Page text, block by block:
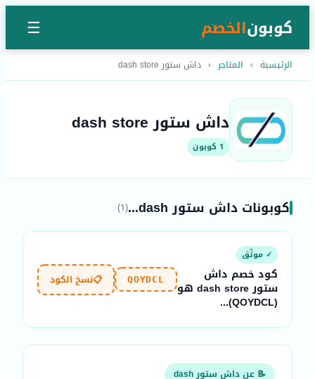
كوبونالخصم ☰
الرئيسية › المتاجر › داش ستور dash store
داش ستور dash store
1 كوبون
كوبونات داش ستور dash... (1)
✓ موثّق
كود خصم داش
ستور dash store هو
(QOYDCL)...
QOYDCL
📋نسخ الكود
📝 عن داش ستور dash